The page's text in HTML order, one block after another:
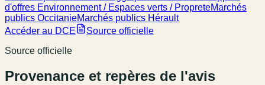
d'offres Environnement / Espaces verts / PropreteMarchés
publics OccitanieMarchés publics Hérault
Accéder au DCE
Source officielle
Source officielle
Provenance et repères de l'avis